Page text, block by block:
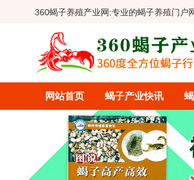
360蝎子养殖产业网:专业的蝎子养殖门户
网站首页 蝎子产业快讯